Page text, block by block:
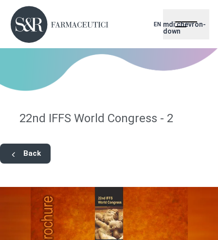
EN mdi:chevron-
down
22nd IFFS World Congress - 2
Back